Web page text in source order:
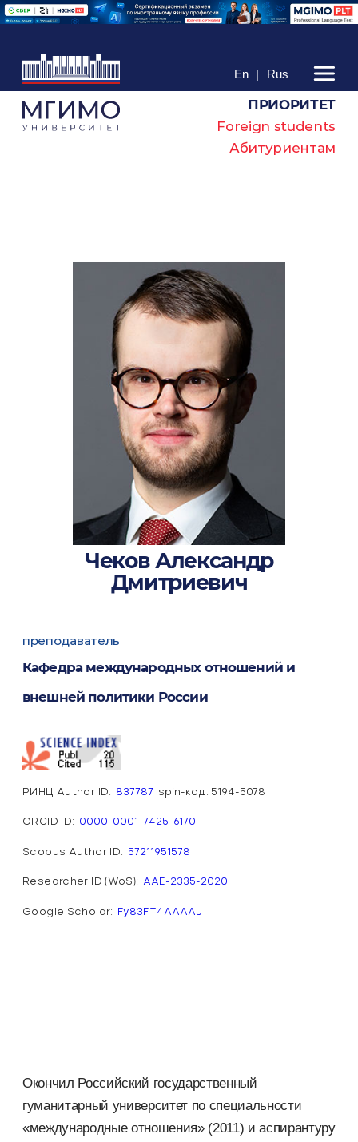
En | Rus
ПРИОРИТЕТ
Foreign students
Абитуриентам
Чеков Александр
Дмитриевич
преподаватель
Кафедра международных отношений и
внешней политики России
РИНЦ Author ID: 837787 spin-код: 5194-5078
ORCID ID: 0000-0001-7425-6170
Scopus Author ID: 57211951578
Researcher ID (WoS): AAE-2335-2020
Google Scholar: Fy83FT4AAAAJ
Окончил Российский государственный
гуманитарный университет по специальности
«международные отношения» (2011) и аспирантуру